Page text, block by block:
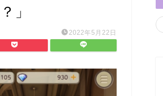
」
2022年5月22日